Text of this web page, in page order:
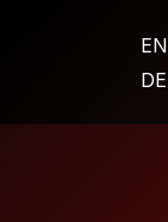
EN
DE